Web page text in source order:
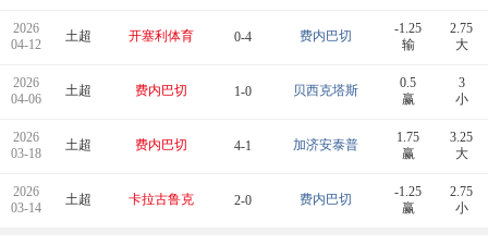
2026
04-12
土超 开塞利体育 0-4 费内巴切
-1.25
输
2.75
大
2026
04-06
土超 费内巴切 1-0 贝西克塔斯
0.5
赢
3
小
2026
03-18
土超 费内巴切 4-1 加济安泰普
1.75
赢
3.25
大
2026
03-14
土超 卡拉古鲁克 2-0 费内巴切
-1.25
赢
2.75
小